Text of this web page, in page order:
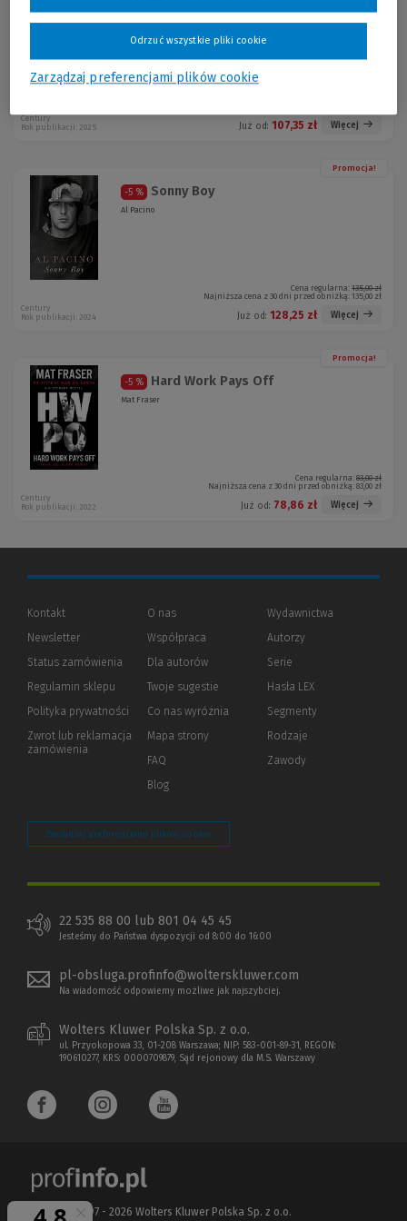
Już od: 107,35 zł Więcej
Century
Rok publikacji: 2025
Promocja!
-5 % Sonny Boy
Al Pacino
Cena regularna: 135,00 zł
Najniższa cena z 30 dni przed obniżką: 135,00 zł
Już od: 128,25 zł Więcej
Century
Rok publikacji: 2024
Promocja!
-5 % Hard Work Pays Off
Mat Fraser
Cena regularna: 83,00 zł
Najniższa cena z 30 dni przed obniżką: 83,00 zł
Już od: 78,86 zł Więcej
Century
Rok publikacji: 2022
Kontakt
Newsletter
Status zamówienia
Regulamin sklepu
Polityka prywatności (Nowe
(Link
innej
Zwrot lub reklamacja
zamówienia
O nas
Współpraca
Dla autorów(Nowe
(Link
innej
strony)
Twoje sugestie
Co nas wyróżnia
Mapa strony
FAQ
Blog
Wydawnictwa
Autorzy
Serie
Hasła LEX
Segmenty
Rodzaje
Zawody
Zarządzaj preferencjami plików cookie
22 535 88 00 lub 801 04 45 45
Jesteśmy do Państwa dyspozycji od 8:00 do 16:00
pl-obsluga.profinfo@wolterskluwer.com
Na wiadomość odpowiemy możliwe jak najszybciej.
Wolters Kluwer Polska Sp. z o.o.
ul. Przyokopowa 33, 01-208 Warszawa; NIP: 583-001-89-31, REGON:
190610277, KRS: 0000709879, Sąd rejonowy dla M.S. Warszawy
Copyright 1997 - 2026 Wolters Kluwer Polska Sp. z o.o.
Zarządzaj preferencjami plików cookie
Odrzuć wszystkie pliki cookie